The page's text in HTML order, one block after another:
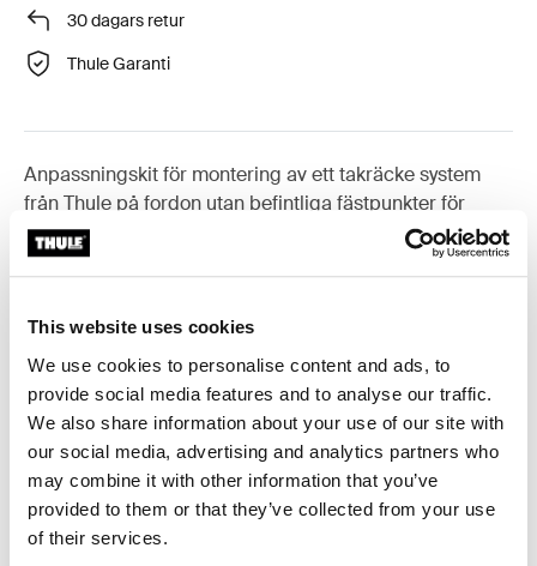
This website uses cookies
We use cookies to personalise content and ads, to
provide social media features and to analyse our traffic.
We also share information about your use of our site with
our social media, advertising and analytics partners who
may combine it with other information that you’ve
provided to them or that they’ve collected from your use
of their services.
30 dagars retur
Thule Garanti
Anpassningskit för montering av ett takräcke system
från Thule på fordon utan befintliga fästpunkter för
takräcke eller fabriksmonterade räcken.
Toggle features
Alla funktioner
Toggle techspec
Tekniska specifikationer
Toggle guides and instructions
Instruktioner